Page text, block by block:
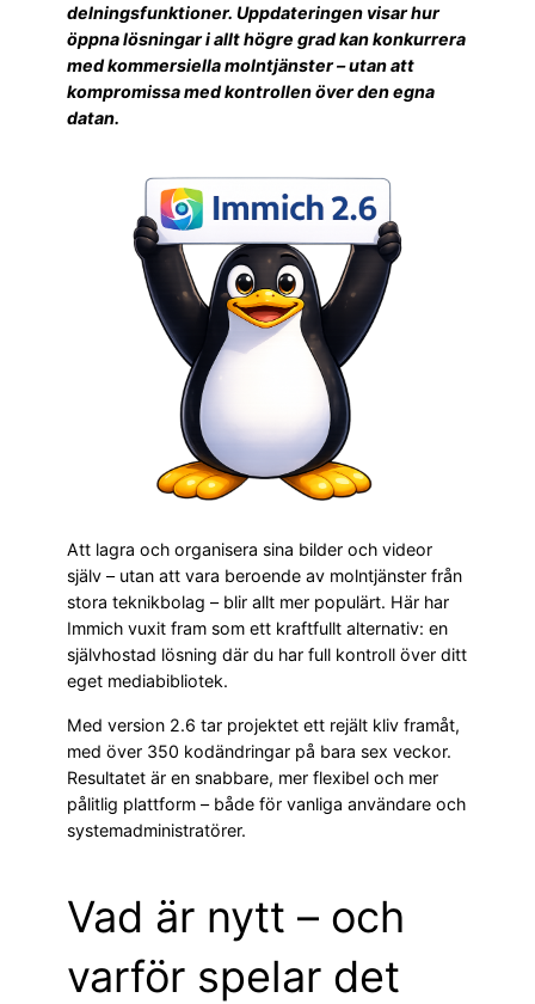
delningsfunktioner. Uppdateringen visar hur
öppna lösningar i allt högre grad kan konkurrera
med kommersiella molntjänster – utan att
kompromissa med kontrollen över den egna
datan.
Att lagra och organisera sina bilder och videor
själv – utan att vara beroende av molntjänster från
stora teknikbolag – blir allt mer populärt. Här har
Immich vuxit fram som ett kraftfullt alternativ: en
självhostad lösning där du har full kontroll över ditt
eget mediabibliotek.
Med version 2.6 tar projektet ett rejält kliv framåt,
med över 350 kodändringar på bara sex veckor.
Resultatet är en snabbare, mer flexibel och mer
pålitlig plattform – både för vanliga användare och
systemadministratörer.
Vad är nytt – och
varför spelar det